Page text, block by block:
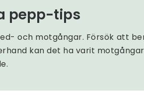
pepp-tips
och motgångar. Försök att
kan det ha varit